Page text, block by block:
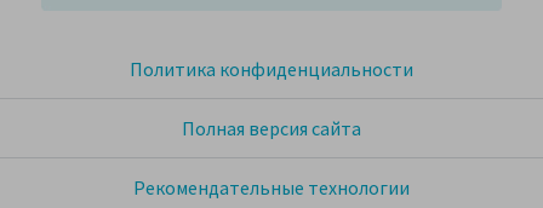
Политика конфиденциальности
Полная версия сайта
Рекомендательные технологии